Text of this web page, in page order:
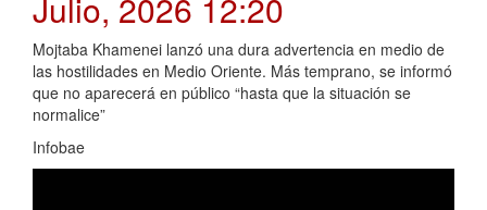
Mojtaba Khamenei lanzó una dura advertencia en medio de
las hostilidades en Medio Oriente. Más temprano, se informó
que no aparecerá en público “hasta que la situación se
normalice”
Infobae